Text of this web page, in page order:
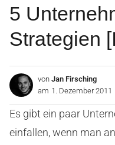
5
Strategien
von Jan Firsching
am 1. Dezember 2011
Es gibt ein paar
einfallen, wenn man